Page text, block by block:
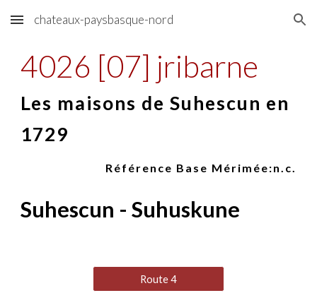
Skip to main content Skip to navigation
chateaux-paysbasque-nord
4026 [07] jribarne
Les maisons de Suhescun en
1729
Référence Base Mérimée:n.c.
Suhescun - Suhuskune
Route 4